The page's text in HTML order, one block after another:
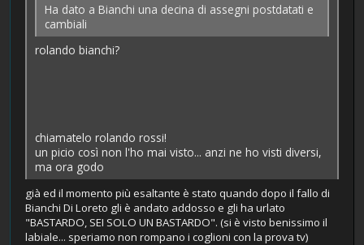
Ha dato a Bianchi una decina di assegni postdatati e
cambiali
rolando bianchi?
chiamatelo rolando rossi!
un picio così non l'ho mai visto... anzi ne ho visti diversi,
ma ora godo
già ed il momento più esaltante è stato quando dopo il fallo di
Bianchi Di Loreto gli è andato addosso e gli ha urlato
"BASTARDO, SEI SOLO UN BASTARDO". (si è visto benissimo il
labiale... speriamo non rompano i coglioni con la prova tv)